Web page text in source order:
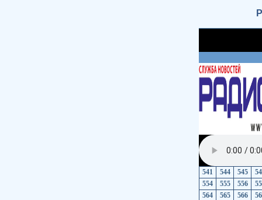
541 544 545
554
555 556
564
565 566